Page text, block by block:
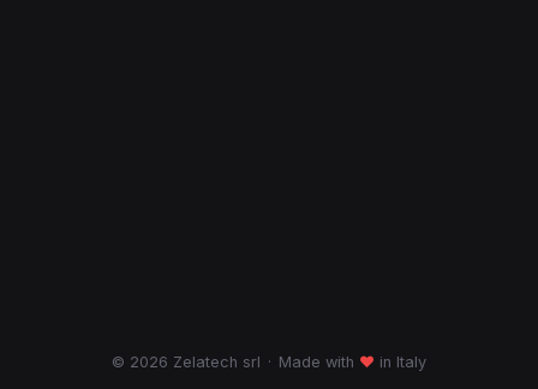
© 2026 Zelatech srl · Made with ♥ in Italy